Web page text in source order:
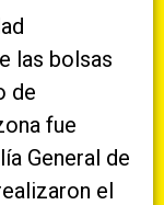
las bolsas
de
fue
General de
el